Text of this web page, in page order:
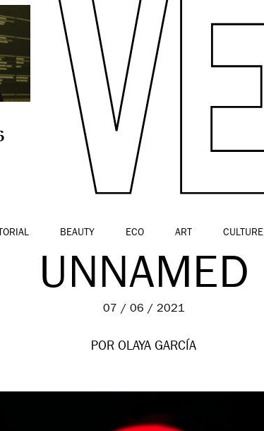
BEAUTY ECO ART CULTURE
UNNAMED
07 / 06 / 2021
POR OLAYA GARCÍA